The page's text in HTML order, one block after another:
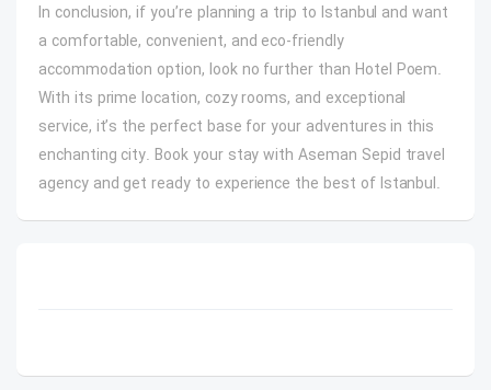
In conclusion, if you’re planning a trip to Istanbul and want
a comfortable, convenient, and eco-friendly
accommodation option, look no further than Hotel Poem.
With its prime location, cozy rooms, and exceptional
service, it’s the perfect base for your adventures in this
enchanting city. Book your stay with Aseman Sepid travel
agency and get ready to experience the best of Istanbul.